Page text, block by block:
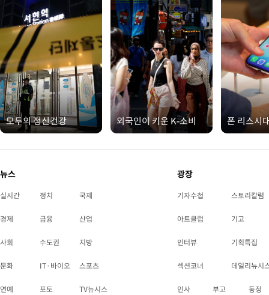
모두의 정신건강 외국인이 키운 K-소비 폰 리스시
뉴스
실시간 정치 국제
경제 금융 산업
사회 수도권 지방
문화 IT·바이오 스포츠
연예 포토 TV뉴시스
광장
기자수첩 스토리칼럼
아트클럽 기고
인터뷰 기획특집
섹션코너 데일리뉴시
인사 부고 동정